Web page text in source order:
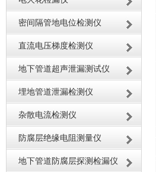
密间隔管地电位检测仪
直流电压梯度检测仪
地下管道超声泄漏测试仪
埋地管道泄漏检测仪
杂散电流检测仪
防腐层绝缘电阻测量仪
地下管道防腐层探测检漏仪